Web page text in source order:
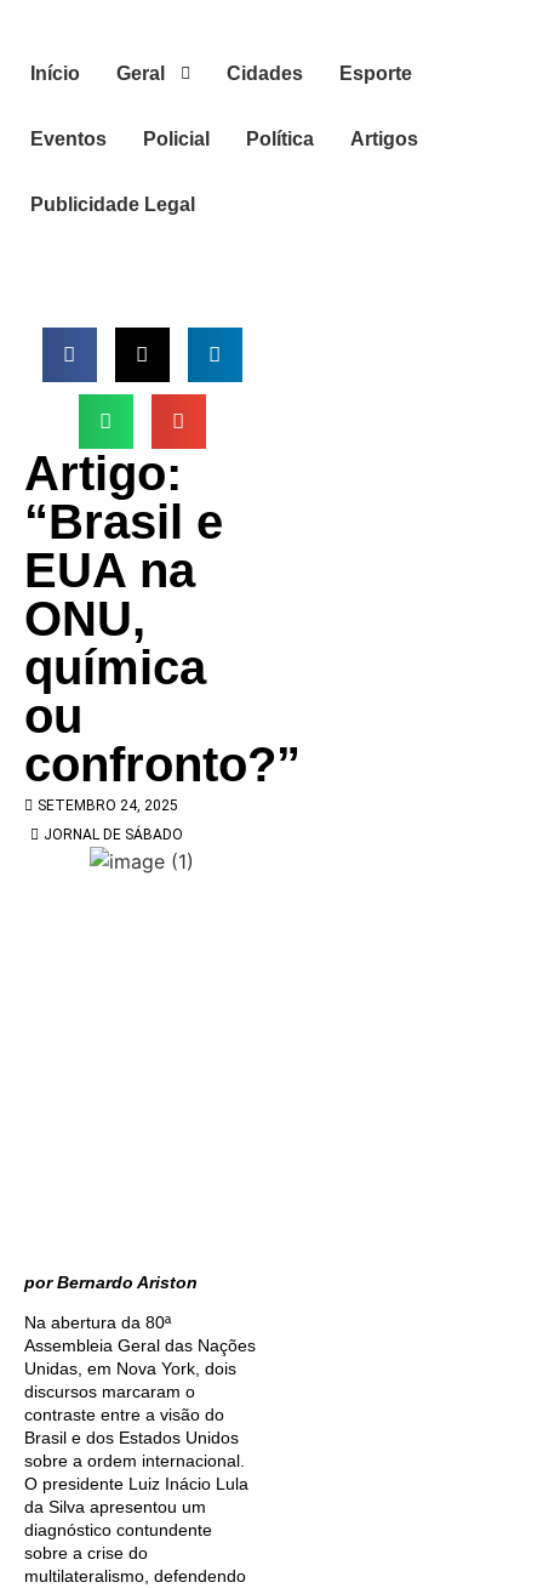
Início Geral Cidades Esporte
Eventos Policial Política Artigos
Publicidade Legal
Artigo:
“Brasil e
EUA na
ONU,
química
ou
confronto?”
SETEMBRO 24, 2025
JORNAL DE SÁBADO
por Bernardo Ariston
Na abertura da 80ª
Assembleia Geral das Nações
Unidas, em Nova York, dois
discursos marcaram o
contraste entre a visão do
Brasil e dos Estados Unidos
sobre a ordem internacional.
O presidente Luiz Inácio Lula
da Silva apresentou um
diagnóstico contundente
sobre a crise do
multilateralismo, defendendo